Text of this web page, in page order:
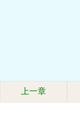
上一章